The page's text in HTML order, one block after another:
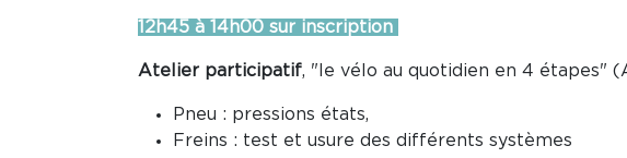
12h45 à 14h00 sur inscription
Atelier participatif, "le vélo au quotidien en 4 étapes"
Pneu : pressions états,
Freins : test et usure des différents systèmes